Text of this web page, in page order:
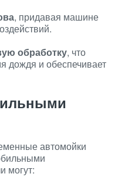
, придавая машине
обработку, что
дождя и обеспечивает
автомойки
могут: